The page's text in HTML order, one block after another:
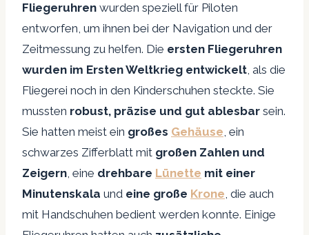
Fliegeruhren wurden speziell für Piloten
entworfen, um ihnen bei der Navigation und der
Zeitmessung zu helfen. Die ersten Fliegeruhren
wurden im Ersten Weltkrieg entwickelt, als die
Fliegerei noch in den Kinderschuhen steckte. Sie
mussten robust, präzise und gut ablesbar sein.
Sie hatten meist ein großes Gehäuse, ein
schwarzes Zifferblatt mit großen Zahlen und
Zeigern, eine drehbare Lünette mit einer
Minutenskala und eine große Krone, die auch
mit Handschuhen bedient werden konnte. Einige